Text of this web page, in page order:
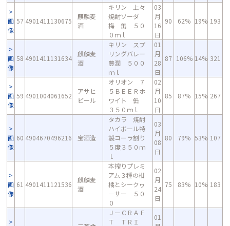
画
像
57 4901411130675
麒麟麦
酒
キリン 上々
焼酎ソーダ
梅 缶 ５０
０ｍｌ
03
月
16
日
90 62% 19% 193
画
像
58 4901411131634
麒麟麦
酒
キリン スプ
リングバレー
豊潤 ５００
ｍｌ
01
月
28
日
87 106% 14% 321
画
像
59 4901004061652
アサヒ
ビール
オリオン ７
５ＢＥＥＲホ
ワイト 缶
３５０ｍｌ
02
月
10
日
85 87% 15% 267
画
像
60 4904670496216 宝酒造
タカラ 焼酎
ハイボール特
製コーラ割り
５度３５０ｍ
ｌ
03
月
08
日
80 79% 53% 107
画
像
61 4901411121536
麒麟麦
酒
本搾りプレミ
アム３種の柑
橘とシークヮ
―サー ５０
０
02
月
24
日
75 83% 10% 183
ＪーＣＲＡＦ
Ｔ ＴＲＩ
01